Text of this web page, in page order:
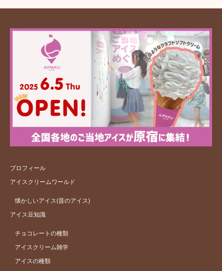
プロフィール
アイスクリームワールド
懐かしいアイス(昔のアイス)
アイス豆知識
チョコレートの種類
アイスクリーム雑学
アイスの種類